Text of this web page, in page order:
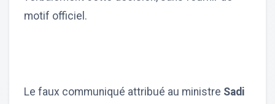
motif officiel.
Le faux communiqué attribué au ministre Sadi